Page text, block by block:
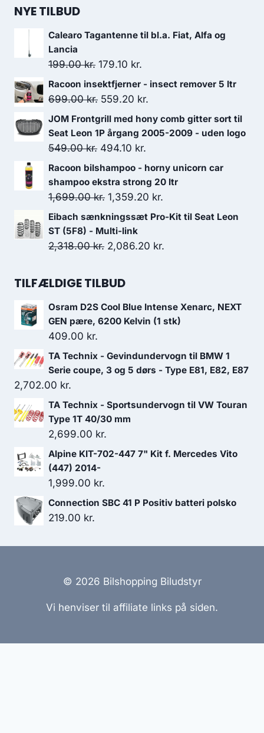
NYE TILBUD
Calearo Tagantenne til bl.a. Fiat, Alfa og
Lancia
199.00kr. Den
oprindelige
pris
199.00 kr..
179.10 kr.
aktuelle
pris
179.10 kr..
Racoon insektfjerner - insect remover 5 ltr
699.00kr. Den
oprindelige
pris
var:
699.00 kr..
559.20 kr.
aktuelle
pris
559.20 kr..
JOM Frontgrill med hony comb gitter sort til
Seat Leon 1P årgang 2005-2009 - uden logo
549.00kr. Den
oprindelige
pris
var:
549.00 kr..
494.10 kr.
aktuelle
pris
er:
494.10 kr..
Racoon bilshampoo - horny unicorn car
shampoo ekstra strong 20 ltr
1,699.00kr. Den
oprindelige
pris
var:
1,359.20 kr.
aktuelle
Eibach sænkningssæt Pro-Kit til Seat Leon
ST (5F8) - Multi-link
2,318.00kr. Den
pris
2,318.00 kr..
2,086.20 kr.
2,086.20 kr..
TILFÆLDIGE TILBUD
Osram D2S Cool Blue Intense Xenarc, NEXT
GEN pære, 6200 Kelvin (1 stk)
409.00 kr.
TA Technix - Gevindundervogn til BMW 1
Serie coupe, 3 og 5 dørs - Type E81, E82, E87
2,702.00 kr.
TA Technix - Sportsundervogn til VW Touran
Type 1T 40/30 mm
2,699.00 kr.
Alpine KIT-702-447 7" Kit f. Mercedes Vito
(447) 2014-
1,999.00 kr.
Connection SBC 41 P Positiv batteri polsko
219.00 kr.
© 2026 Bilshopping Biludstyr
Vi henviser til affiliate links på siden.